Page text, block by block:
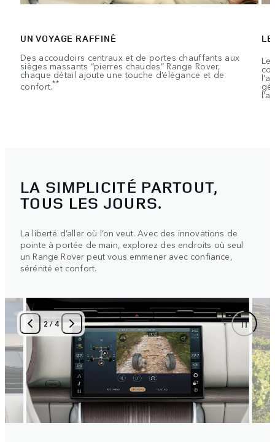
UN VOYAGE RAFFINÉ
Des accoudoirs centraux et de portes chauffants aux
sièges massants “pierres chaudes” Range Rover,
chaque détail ajoute une touche d’élégance et de
confort.**
LA SIMPLICITÉ PARTOUT,
TOUS LES JOURS.
La liberté d’aller où l’on veut. Avec des innovations de
pointe à portée de main, explorez des endroits où seul
un Range Rover peut vous emmener avec confiance,
sérénité et confort.
2/4